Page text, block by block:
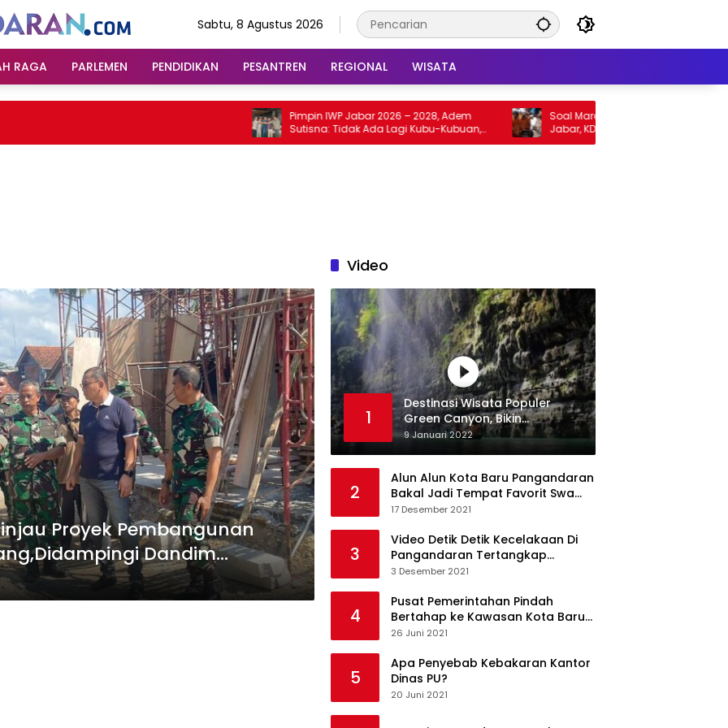
Sabtu, 8 Agustus 2026
RAGA PARLEMEN PENDIDIKAN PESANTREN REGIONAL WISATA
Pimpin IWP Jabar 2026 – 2028, Adem
Sutisna: Tidak Ada Lagi Kubu-Kubuan,
Saatnya Bersatu
Soal Maraknya Begal Usia Muda di
Jabar, KDM Sebut Ada Pengaruh Obat
Keras
Proyek Pembangunan
Dandim
Video
1
Destinasi Wisata Populer
Green Canyon, Bikin
Ketagihan Wisatawan
9 Januari 2022
2
Alun Alun Kota Baru Pangandaran
Bakal Jadi Tempat Favorit Swa
Foto Selfie
17 Desember 2021
3
Video Detik Detik Kecelakaan Di
Pangandaran Tertangkap
Kamera Handphone
3 Desember 2021
4
Pusat Pemerintahan Pindah
Bertahap ke Kawasan Kota Baru
Pangandaran
26 Juni 2021
5
Apa Penyebab Kebakaran Kantor
Dinas PU?
20 Juni 2021